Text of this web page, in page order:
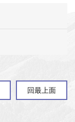
回最上面